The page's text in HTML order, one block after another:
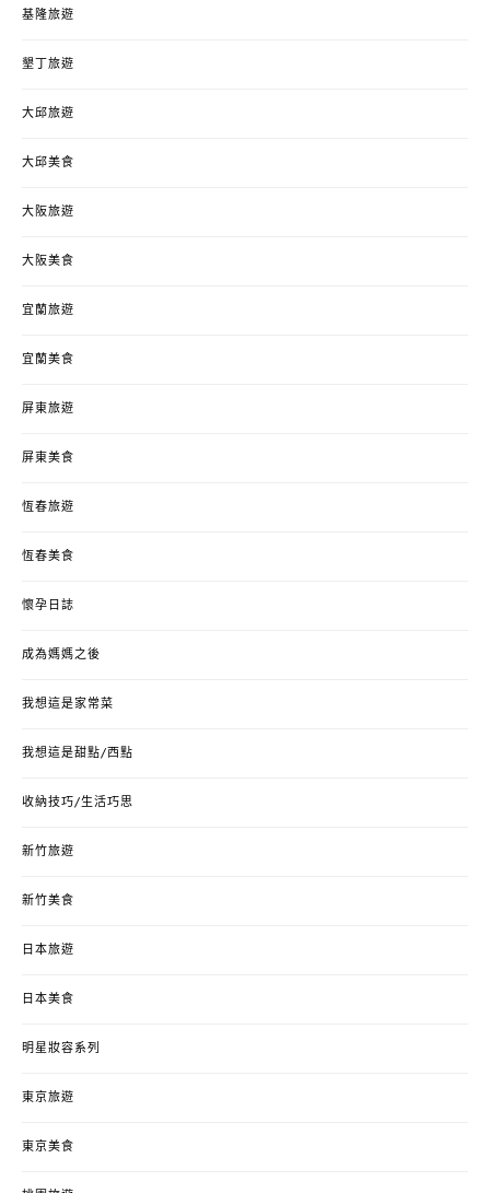
基隆旅遊
墾丁旅遊
大邱旅遊
大邱美食
大阪旅遊
大阪美食
宜蘭旅遊
宜蘭美食
屏東旅遊
屏東美食
恆春旅遊
恆春美食
懷孕日誌
成為媽媽之後
我想這是家常菜
我想這是甜點/西點
收納技巧/生活巧思
新竹旅遊
新竹美食
日本旅遊
日本美食
明星妝容系列
東京旅遊
東京美食